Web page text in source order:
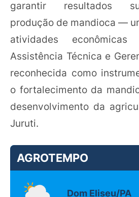
garantir resultados
produção de mandioca —
atividades
Assistência Técnica e
reconhecida como
o fortalecimento da
desenvolvimento da
Juruti.
AGROTEMPO
Dom Eliseu/PA